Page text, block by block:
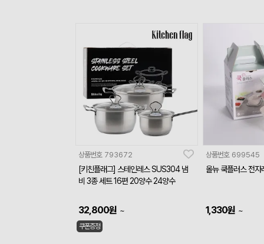
상품번호 793672
[키친플래그] 스테인레스 SUS304 냄
비 3종 세트 16편 20양수 24양수
32,800원 ~
쿠폰증정
상품번호 699545
올뉴 쿡플러스 전자
1,330원 ~